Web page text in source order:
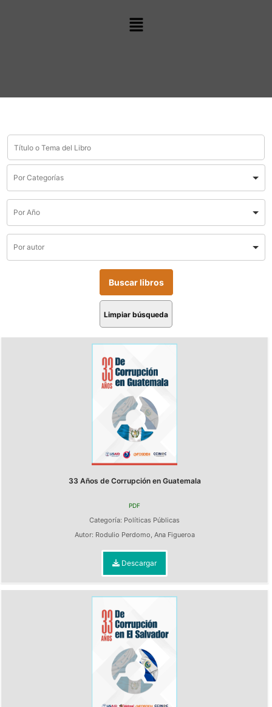
Limpiar búsqueda
33 Años de Corrupción en Guatemala
PDF
Categoría: Políticas Públicas
Autor: Rodulio Perdomo, Ana Figueroa
Descargar